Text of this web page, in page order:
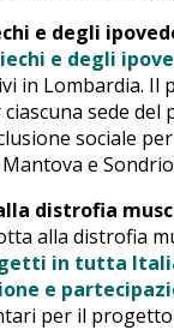
e degli
e degli
in Lombardia.
sede
sociale
e
distrofia
alla distrofia
in tutta
e
per il